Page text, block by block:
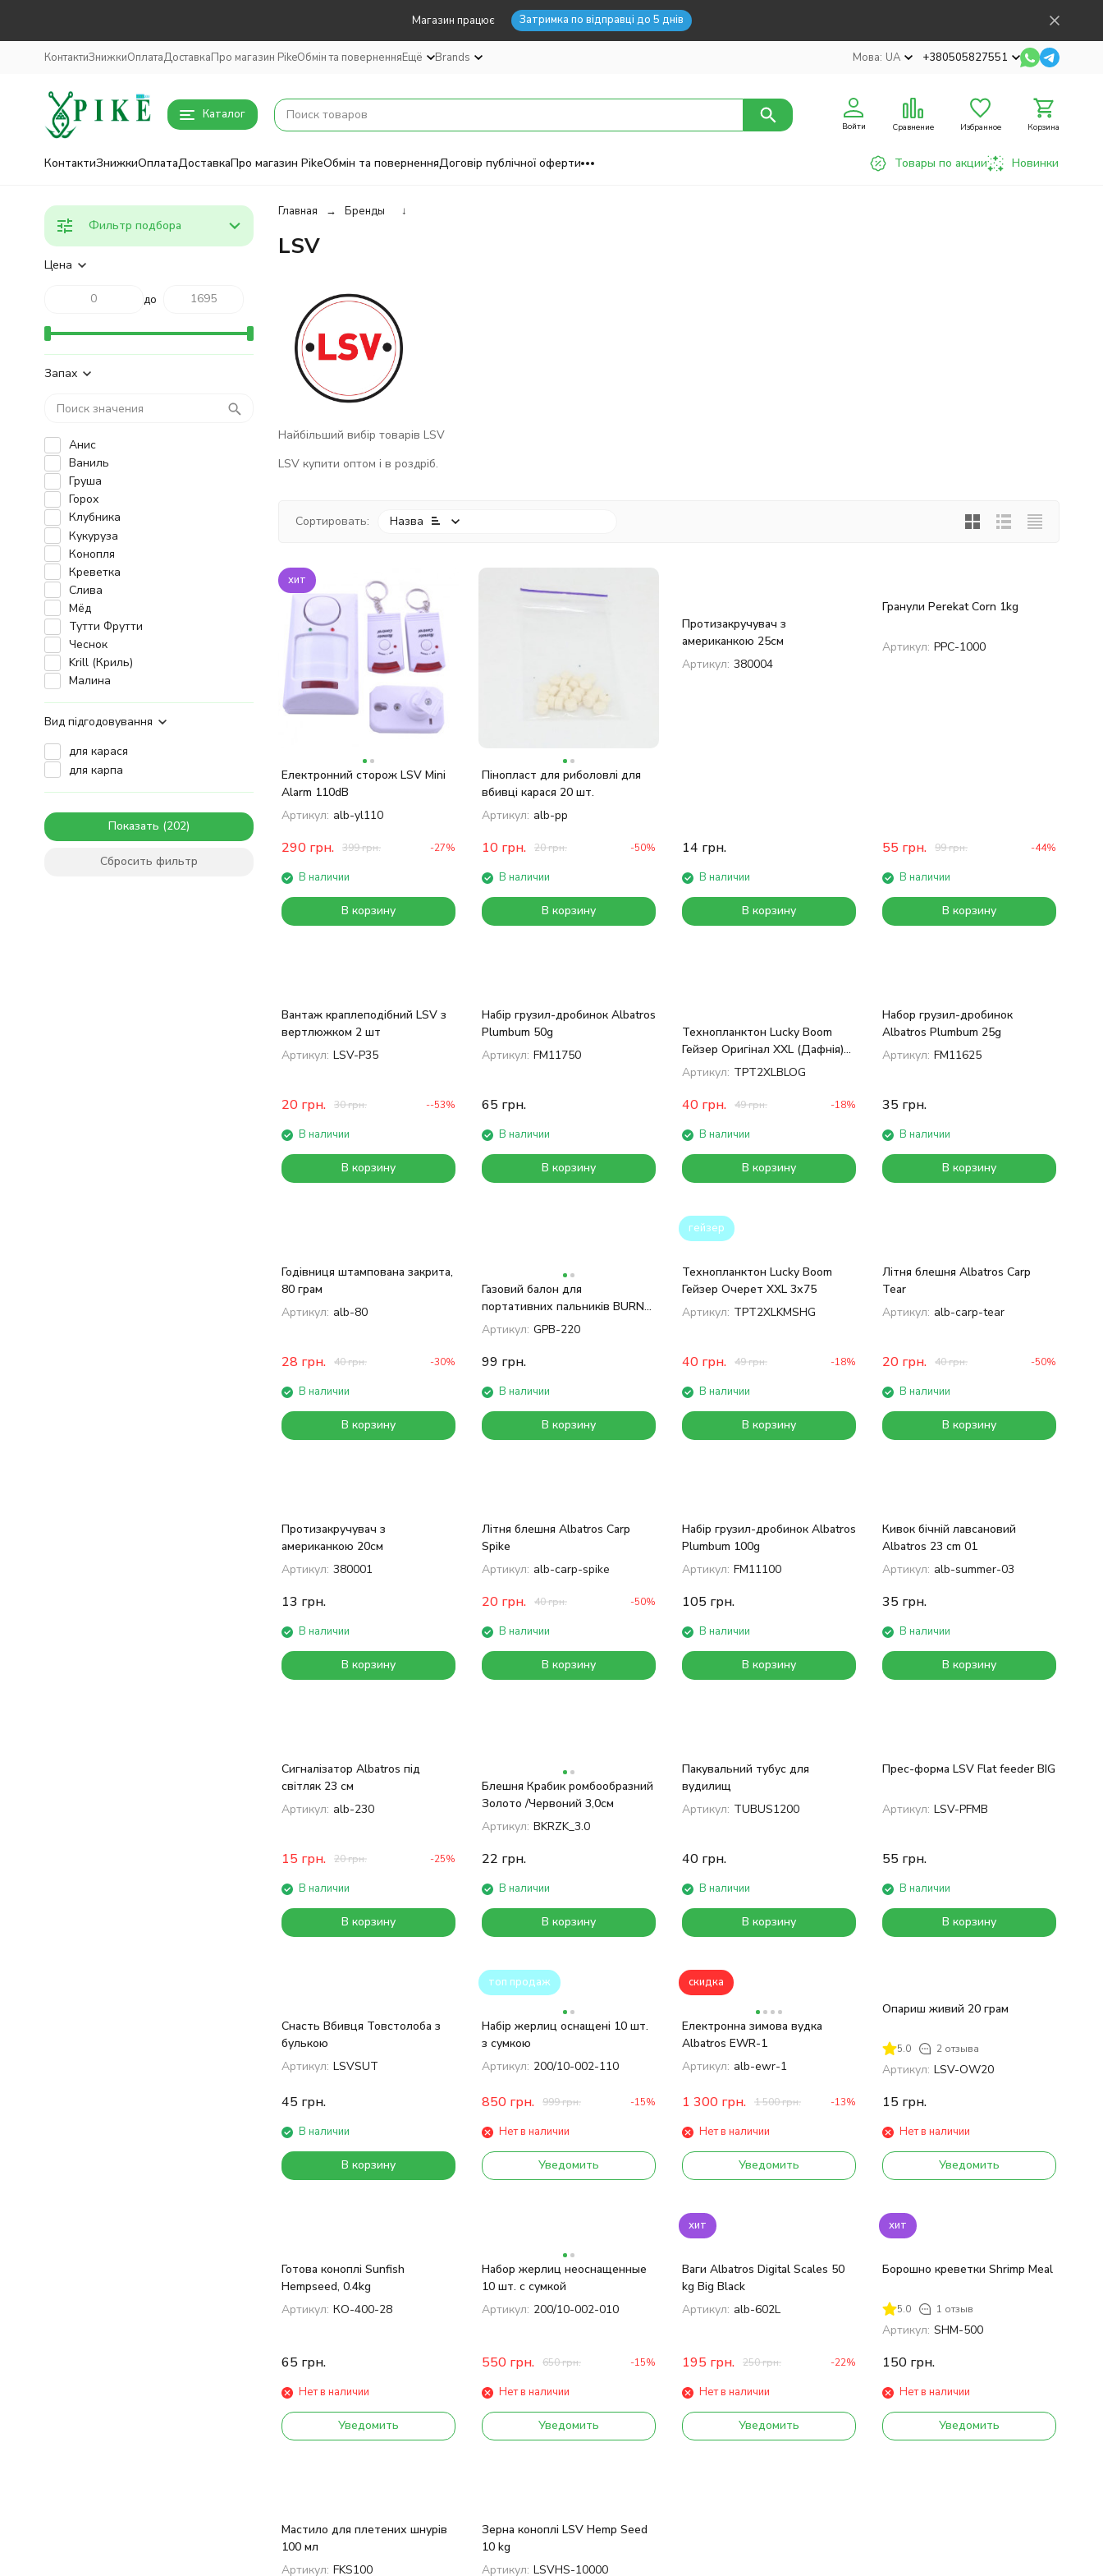
Магазин працює Затримка по відправці до 5 днів
КонтактиЗнижкиОплатаДоставкаПро магазин PikeОбмін та поверненняЕщё Brands Мова: UA +380505827551
Каталог
Войти Сравнение Избранное Корзина
КонтактиЗнижкиОплатаДоставкаПро магазин PikeОбмін та поверненняДоговір публічної оферти Товары по акции Новинки
Главная Бренды ↓
LSV
Найбільший вибір товарів LSV
LSV купити оптом і в роздріб.
Сортировать: Назва
хит
Електронний сторож LSV Mini
Alarm 110dB
Артикул: alb-yl110
290 грн. 399грн. -27%
В наличии
В корзину
Пінопласт для риболовлі для
вбивці карася 20 шт.
Артикул: alb-pp
10 грн. 20грн. -50%
В наличии
В корзину
Протизакручувач з
американкою 25см
Артикул: 380004
14 грн.
В наличии
В корзину
Гранули Perekat Corn 1kg
Артикул: PPC-1000
55 грн. 99грн. -44%
В наличии
В корзину
Вантаж краплеподібний LSV з
вертлюжком 2 шт
Артикул: LSV-P35
20 грн. 30грн. --53%
В наличии
В корзину
Набір грузил-дробинок Albatros
Plumbum 50g
Артикул: FM11750
65 грн.
В наличии
В корзину
Технопланктон Lucky Boom
Гейзер Оригінал XXL (Дафнія)
3х75
Артикул: TPT2XLBLOG
40 грн. 49грн. -18%
В наличии
В корзину
Набор грузил-дробинок
Albatros Plumbum 25g
Артикул: FM11625
35 грн.
В наличии
В корзину
Годівниця штампована закрита,
80 грам
Артикул: alb-80
28 грн. 40грн. -30%
В наличии
В корзину
Газовий балон для
портативних пальників BURN
GAS 220г
Артикул: GPB-220
99 грн.
В наличии
В корзину
гейзер
Технопланктон Lucky Boom
Гейзер Очерет XXL 3х75
Артикул: TPT2XLKMSHG
40 грн. 49грн. -18%
В наличии
В корзину
Літня блешня Albatros Carp
Tear
Артикул: alb-carp-tear
20 грн. 40грн. -50%
В наличии
В корзину
Протизакручувач з
американкою 20см
Артикул: 380001
13 грн.
В наличии
В корзину
Літня блешня Albatros Carp
Spike
Артикул: alb-carp-spike
20 грн. 40грн. -50%
В наличии
В корзину
Набір грузил-дробинок Albatros
Plumbum 100g
Артикул: FM11100
105 грн.
В наличии
В корзину
Кивок бічній лавсановий
Albatros 23 cm 01
Артикул: alb-summer-03
35 грн.
В наличии
В корзину
Сигналізатор Albatros під
світляк 23 см
Артикул: alb-230
15 грн. 20грн. -25%
В наличии
В корзину
Блешня Крабик ромбообразний
Золото /Червоний 3,0см
Артикул: BKRZK_3.0
22 грн.
В наличии
В корзину
Пакувальний тубус для
вудилищ
Артикул: TUBUS1200
40 грн.
В наличии
В корзину
Прес-форма LSV Flat feeder BIG
Артикул: LSV-PFMB
55 грн.
В наличии
В корзину
Снасть Вбивця Товстолоба з
булькою
Артикул: LSVSUT
45 грн.
В наличии
В корзину
топ продаж
Набір жерлиц оснащені 10 шт.
з сумкою
Артикул: 200/10-002-110
850 грн. 999грн. -15%
Нет в наличии
Уведомить
скидка
Електронна зимова вудка
Albatros EWR-1
Артикул: alb-ewr-1
1 300 грн. 1 500грн. -13%
Нет в наличии
Уведомить
Опариш живий 20 грам
5.0 2 отзыва
Артикул: LSV-OW20
15 грн.
Нет в наличии
Уведомить
Готова коноплі Sunfish
Hempseed, 0.4kg
Артикул: КО-400-28
65 грн.
Нет в наличии
Уведомить
Набор жерлиц неоснащенные
10 шт. с сумкой
Артикул: 200/10-002-010
550 грн. 650грн. -15%
Нет в наличии
Уведомить
хит
Ваги Albatros Digital Scales 50
kg Big Black
Артикул: alb-602L
195 грн. 250грн. -22%
Нет в наличии
Уведомить
хит
Борошно креветки Shrimp Meal
5.0 1 отзыв
Артикул: SHM-500
150 грн.
Нет в наличии
Уведомить
Мастило для плетених шнурів
100 мл
Артикул: FKS100
Зерна коноплі LSV Hemp Seed
10 kg
Артикул: LSVHS-10000
Фильтр подбора
Цена
до
Запах
Анис
Ваниль
Груша
Горох
Клубника
Кукуруза
Конопля
Креветка
Слива
Мёд
Тутти Фрутти
Чеснок
Krill (Криль)
Малина
Вид підгодовування
для карася
для карпа
Показать
Сбросить фильтр